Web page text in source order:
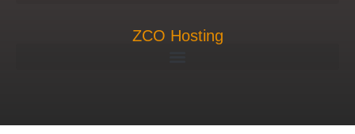
ZCO Hosting